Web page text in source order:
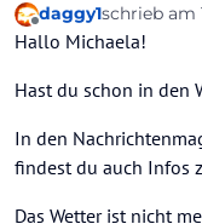
Offline
daggy1schrieb am
zuletzt
Hallo Michaela!
Hast du schon in den
In den
findest du auch Infos
Das Wetter ist nicht